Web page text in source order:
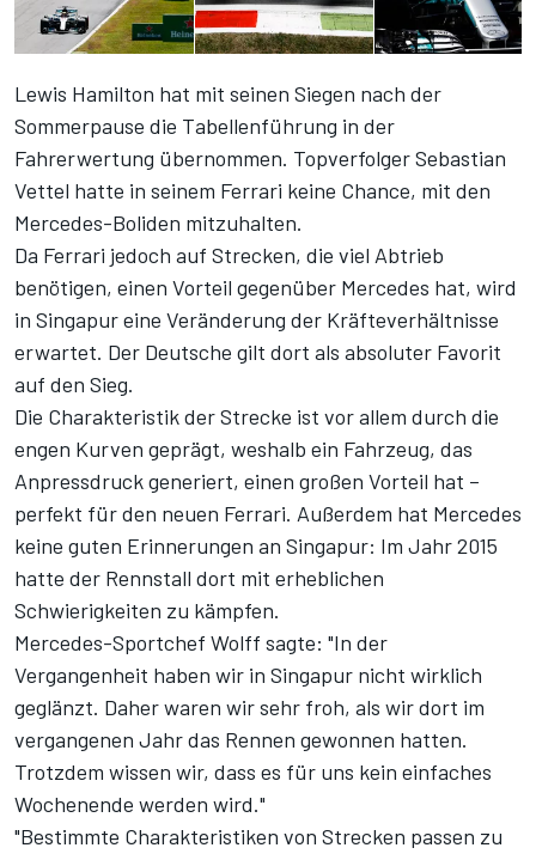
Lewis Hamilton hat mit seinen Siegen nach der
Sommerpause die Tabellenführung in der
Fahrerwertung übernommen. Topverfolger Sebastian
Vettel hatte in seinem Ferrari keine Chance, mit den
Mercedes-Boliden mitzuhalten.
Da Ferrari jedoch auf Strecken, die viel Abtrieb
benötigen, einen Vorteil gegenüber Mercedes hat, wird
in Singapur eine Veränderung der Kräfteverhältnisse
erwartet. Der Deutsche gilt dort als absoluter Favorit
auf den Sieg.
Die Charakteristik der Strecke ist vor allem durch die
engen Kurven geprägt, weshalb ein Fahrzeug, das
Anpressdruck generiert, einen großen Vorteil hat –
perfekt für den neuen Ferrari. Außerdem hat Mercedes
keine guten Erinnerungen an Singapur: Im Jahr 2015
hatte der Rennstall dort mit erheblichen
Schwierigkeiten zu kämpfen.
Mercedes-Sportchef Wolff sagte: "In der
Vergangenheit haben wir in Singapur nicht wirklich
geglänzt. Daher waren wir sehr froh, als wir dort im
vergangenen Jahr das Rennen gewonnen hatten.
Trotzdem wissen wir, dass es für uns kein einfaches
Wochenende werden wird."
"Bestimmte Charakteristiken von Strecken passen zu